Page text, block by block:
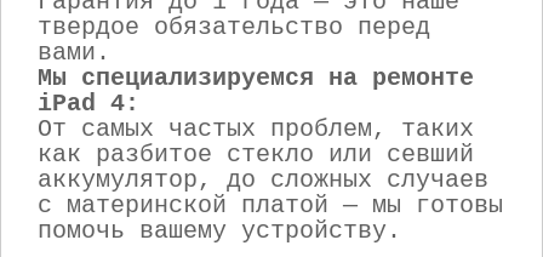
твердое обязательство перед
вами.
Мы специализируемся на ремонте
iPad 4:
От самых частых проблем, таких
как разбитое стекло или севший
аккумулятор, до сложных случаев
с материнской платой — мы готовы
помочь вашему устройству.